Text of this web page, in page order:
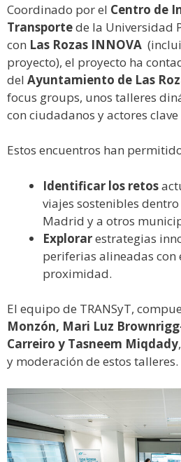
Coordinado por el Centro de
Transportede la Universidad
con Las Rozas INNOVA
proyecto), el proyecto ha
del Ayuntamiento de Las
focus groups, unos talleres
con ciudadanos y actores
Estos encuentros han
Identificar los retos
viajes sostenibles
Madrid y a otros
Explorarestrategias
periferias alineadas con
proximidad.
El equipo de TRANSyT,
Monzón, Mari Luz
Carreiro y Tasneem Miqdady
y moderación de estos talleres.